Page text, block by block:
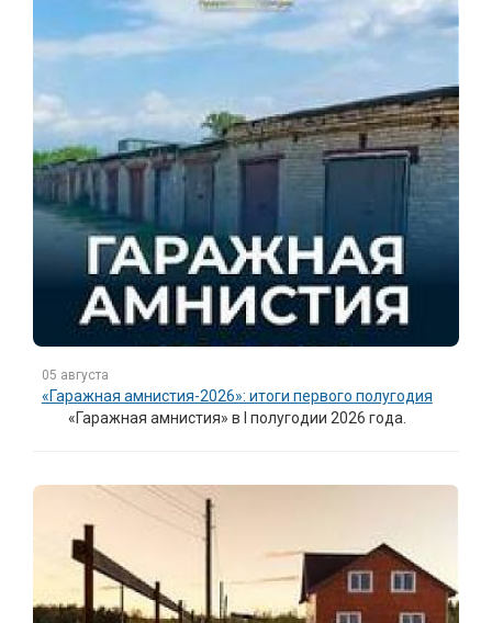
05 августа
«Гаражная амнистия-2026»: итоги первого полугодия
«Гаражная амнистия» в I полугодии 2026 года.